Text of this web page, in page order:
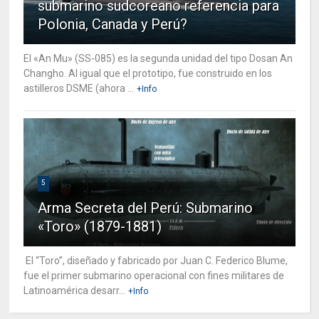
submarino sudcoreano referencia para
Polonia, Canada y Perú?
El «An Mu» (SS-085) es la segunda unidad del tipo Dosan An
Changho. Al igual que el prototipo, fue construido en los
astilleros DSME (ahora ... +Info
5
Arma Secreta del Perú: Submarino
«Toro» (1879-1881)
El “Toro”, diseñado y fabricado por Juan C. Federico Blume,
fue el primer submarino operacional con fines militares de
Latinoamérica desarr... +Info